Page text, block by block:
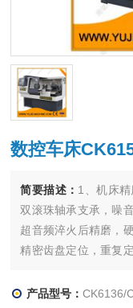
数控车床
简要描述： 1、机床
双滚珠轴承支承，噪
超音频淬火后精磨，
精密齿盘定位，重复
误操作引起的钻头旋
产品型号：CK6136/